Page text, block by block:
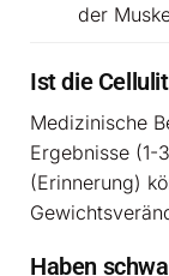
der
Ist die
Medizinische
Ergebnisse (1-
(Erinnerung)
Haben